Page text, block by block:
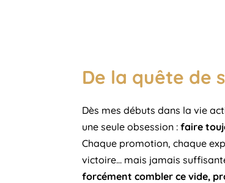
De la quête de
Dès mes débuts dans la vie
une seule obsession :faire
Chaque promotion, chaque
victoire… mais jamais
forcément combler ce vide,